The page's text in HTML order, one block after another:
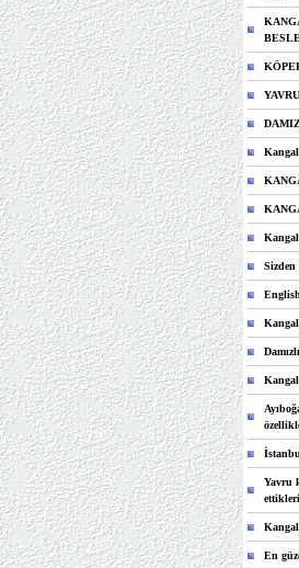
Sizden
Yavru
En